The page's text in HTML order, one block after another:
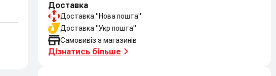
Доставка
Доставка "Нова пошта"
Доставка "Укр пошта"
Самовивіз з магазинів
Дізнатись більше